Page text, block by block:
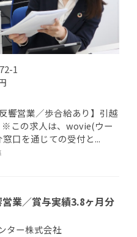
1
響営業／歩合給あり】引越
※この求人は、wovie(ウー
口を通じての受付と...
営業／賞与実績3.8ヶ月分
ター株式会社